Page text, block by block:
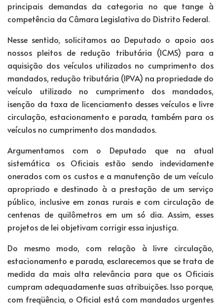
principais demandas da categoria no que tange à
competência da Câmara Legislativa do Distrito Federal.
Nesse sentido, solicitamos ao Deputado o apoio aos
nossos pleitos de redução tributária (ICMS) para a
aquisição dos veículos utilizados no cumprimento dos
mandados, redução tributária (IPVA) na propriedade do
veículo utilizado no cumprimento dos mandados,
isenção da taxa de licenciamento desses veículos e livre
circulação, estacionamento e parada, também para os
veículos no cumprimento dos mandados.
Argumentamos com o Deputado que na atual
sistemática os Oficiais estão sendo indevidamente
onerados com os custos e a manutenção de um veículo
apropriado e destinado à a prestação de um serviço
público, inclusive em zonas rurais e com circulação de
centenas de quilômetros em um só dia. Assim, esses
projetos de lei objetivam corrigir essa injustiça.
Do mesmo modo, com relação à livre circulação,
estacionamento e parada, esclarecemos que se trata de
medida da mais alta relevância para que os Oficiais
cumpram adequadamente suas atribuições. Isso porque,
com freqüência, o Oficial está com mandados urgentes